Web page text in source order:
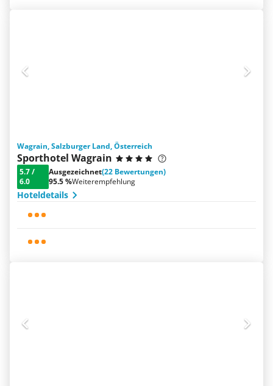
Wagrain, Salzburger Land, Österreich
Sporthotel Wagrain
5.7/
6.0
Ausgezeichnet(22 Bewertungen)
95.5 %Weiterempfehlung
Hoteldetails